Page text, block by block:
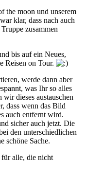
the moon und unserem
klar, dass nach auch
zusammen
bis auf ein Neues,
Reisen on Tour.
werde dann aber
was Ihr so alles
dieses austauschen
dass wenn das Bild
auch entfernt wird.
sicher auch jetzt. Die
den unterschiedlichen
schöne Sache.
alle, die nicht